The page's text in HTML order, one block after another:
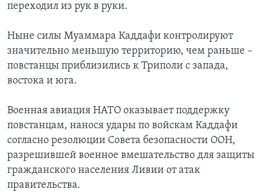
переходил из рук в руки.
Ныне силы Муаммара Каддафи контролируют
значительно меньшую территорию, чем раньше –
повстанцы приблизились к Триполи с запада,
востока и юга.
Военная авиация НАТО оказывает поддержку
повстанцам, нанося удары по войскам Каддафи
согласно резолюции Совета безопасности ООН,
разрешившей военное вмешательство для защиты
гражданского населения Ливии от атак
правительства.